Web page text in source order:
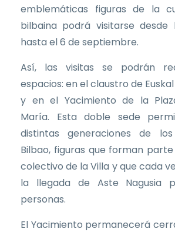
emblemáticas figuras de la
bilbaina podrá visitarse desde
hasta el 6 de septiembre.
Así, las visitas se podrán
espacios: en el claustro de
y en el Yacimiento de la
María. Esta doble sede
distintas generaciones de
Bilbao, figuras que forman
colectivo de la Villa y que cada
la llegada de Aste Nagusia
personas.
El Yacimiento permanecerá